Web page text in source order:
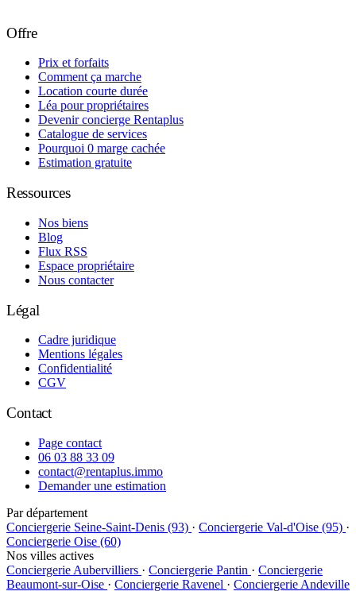
Offre
Prix et forfaits
Comment ça marche
Location courte durée
Léa pour propriétaires
Devenir concierge Rentaplus
Catalogue de services
Pourquoi 0 marge cachée
Estimation gratuite
Ressources
Nos biens
Blog
Flux RSS
Espace propriétaire
Nous contacter
Légal
Cadre juridique
Mentions légales
Confidentialité
CGV
Contact
Page contact
06 03 88 33 09
contact@rentaplus.immo
Demander une estimation
Par département
Conciergerie Seine-Saint-Denis (93) · Conciergerie Val-d'Oise (95) ·
Conciergerie Oise (60)
Nos villes actives
Conciergerie Aubervilliers · Conciergerie Pantin · Conciergerie
Beaumont-sur-Oise · Conciergerie Ravenel · Conciergerie Andeville